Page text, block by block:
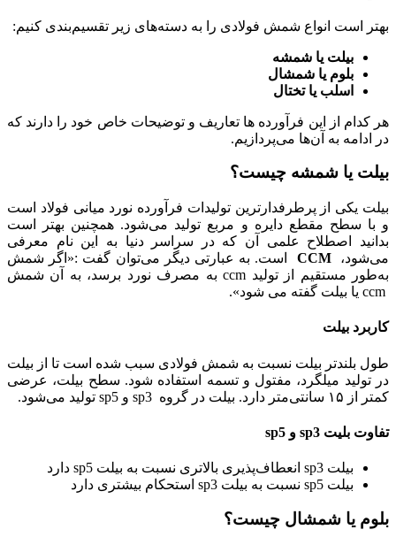
بهتر است انواع شمش فولادی را به دسته‌های زیر تقسیم‌بندی کنیم:
بیلت یا شمشه
بلوم یا شمشال
اسلب یا تختال
هر کدام از این فرآورده ها تعاریف و توضیحات خاص خود را دارند که
در ادامه به آن‌ها می‌پردازیم.
بیلت یا شمشه چیست؟
بیلت یکی از پرطرفدارترین تولیدات فرآورده نورد میانی فولاد است
و با سطح مقطع دایره و مربع تولید می‌شود. همچنین بهتر است
بدانید اصطلاح علمی آن که در سراسر دنیا به این نام معرفی
می‌شود،CCM
است. به عبارتی دیگر می‌توان گفت :«اگر شمش
به‌طور مستقیم از تولید ccm به مصرف نورد برسد، به آن شمش
کاربرد بیلت
طول بلندتر بیلت نسبت به شمش فولادی سبب شده است تا از بیلت
در تولید میلگرد، مفتول و تسمه استفاده شود. سطح بیلت، عرضی
کمتر از ۱۵ سانتی‌متر دارد. بیلت در گروه sp3 و sp5 تولید می‌شود.
تفاوت بلیت sp3 و sp5
بیلت sp3 انعطاف‌پذیری بالاتری نسبت به بیلت sp5 دارد
بیلت sp5 نسبت به بیلت sp3 استحکام بیشتری دارد
بلوم یا شمشال چیست؟